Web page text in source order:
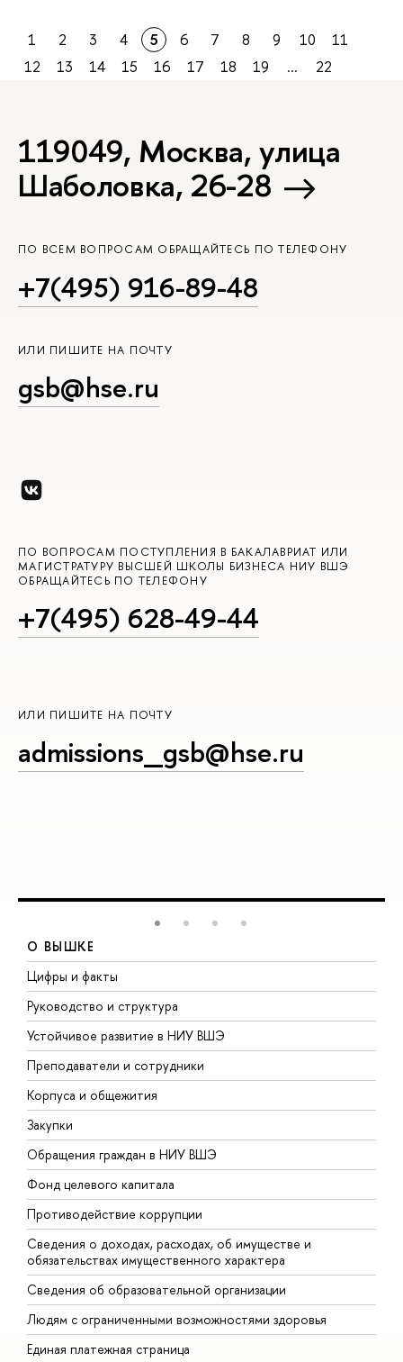
1 2 3 4 5 6 7 8 9 10
11
12
13 14 15 16 17 18 19 ... 22
119049, Москва, улица
Шаболовка, 26-28
ПО ВСЕМ ВОПРОСАМ ОБРАЩАЙТЕСЬ ПО ТЕЛЕФОНУ
+7(495) 916-89-48
ИЛИ ПИШИТЕ НА ПОЧТУ
gsb@hse.ru
ПО ВОПРОСАМ ПОСТУПЛЕНИЯ В БАКАЛАВРИАТ ИЛИ
МАГИСТРАТУРУ ВЫСШЕЙ ШКОЛЫ БИЗНЕСА НИУ ВШЭ
ОБРАЩАЙТЕСЬ ПО ТЕЛЕФОНУ
+7(495) 628-49-44
ИЛИ ПИШИТЕ НА ПОЧТУ
admissions_gsb@hse.ru
О ВЫШКЕ
Цифры и факты
Руководство и структура
Устойчивое развитие в НИУ ВШЭ
Преподаватели и сотрудники
Корпуса и общежития
Закупки
Обращения граждан в НИУ ВШЭ
Фонд целевого капитала
Противодействие коррупции
Сведения о доходах, расходах, об имуществе и
обязательствах имущественного характера
Сведения об образовательной организации
Людям с ограниченными возможностями здоровья
Единая платежная страница